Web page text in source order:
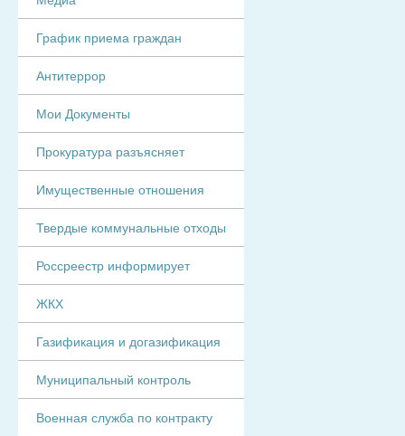
График приема граждан
Антитеррор
Мои Документы
Прокуратура разъясняет
Имущественные отношения
Твердые коммунальные отходы
Россреестр информирует
ЖКХ
Газификация и догазификация
Муниципальный контроль
Военная служба по контракту